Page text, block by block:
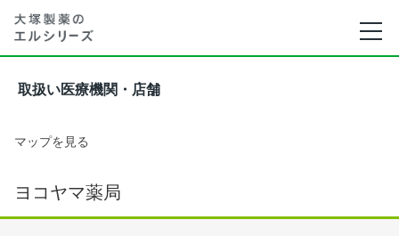
取扱い医療機関・店舗
マップを見る
ヨコヤマ薬局